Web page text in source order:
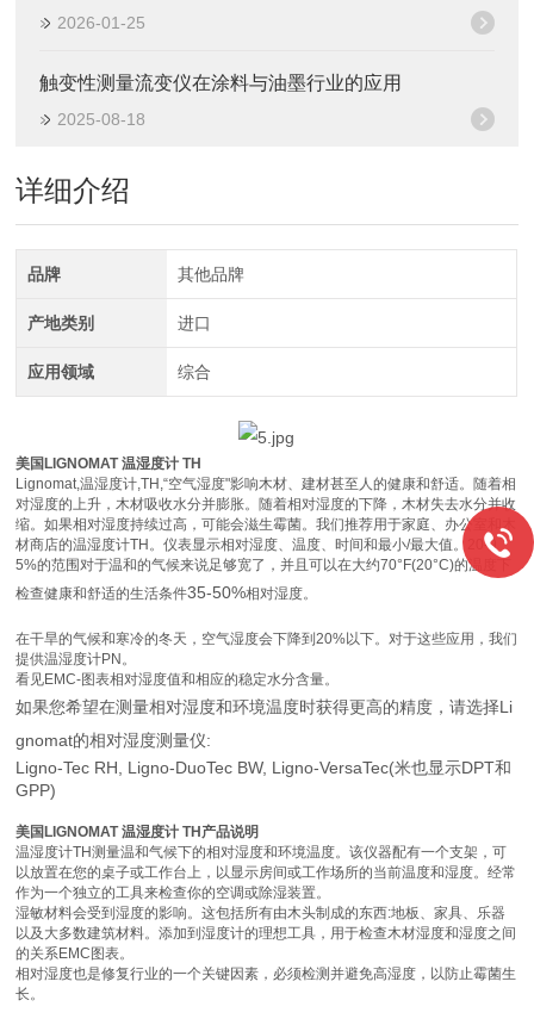
2026-01-25
触变性测量流变仪在涂料与油墨行业的应用
2025-08-18
详细介绍
品牌 其他品牌
产地类别 进口
应用领域 综合
美国LIGNOMAT 温湿度计 TH
Lignomat,温湿度计,TH,“空气湿度"影响木材、建材甚至人的健康和舒适。随着相
对湿度的上升，木材吸收水分并膨胀。随着相对湿度的下降，木材失去水分并收
缩。如果相对湿度持续过高，可能会滋生霉菌。我们推荐用于家庭、办公室和木
材商店的温湿度计TH。仪表显示相对湿度、温度、时间和最小/最大值。20-9
5%的范围对于温和的气候来说足够宽了，并且可以在大约70°F(20°C)的温度下
检查健康和舒适的生活条件35-50%相对湿度。
在干旱的气候和寒冷的冬天，空气湿度会下降到20%以下。对于这些应用，我们
提供温湿度计PN。
看见EMC-图表相对湿度值和相应的稳定水分含量。
如果您希望在测量相对湿度和环境温度时获得更高的精度，请选择Li
gnomat的相对湿度测量仪:
Ligno-Tec RH, Ligno-DuoTec BW, Ligno-VersaTec(米也显示DPT和
GPP)
美国LIGNOMAT 温湿度计 TH产品说明
温湿度计TH测量温和气候下的相对湿度和环境温度。该仪器配有一个支架，可
以放置在您的桌子或工作台上，以显示房间或工作场所的当前温度和湿度。经常
作为一个独立的工具来检查你的空调或除湿装置。
湿敏材料会受到湿度的影响。这包括所有由木头制成的东西:地板、家具、乐器
以及大多数建筑材料。添加到湿度计的理想工具，用于检查木材湿度和湿度之间
的关系EMC图表。
相对湿度也是修复行业的一个关键因素，必须检测并避免高湿度，以防止霉菌生
长。